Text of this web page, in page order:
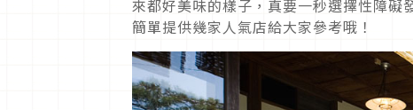
來都好美味的樣子，真要一秒選擇性障
簡單提供幾家人氣店給大家參考哦！